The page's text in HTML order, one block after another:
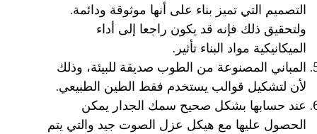
التصميم التي تميز بناء على أنها موثوقة ودائمة.
ولتحقيق ذلك فإنه قد يكون راجعا إلى أداء
الميكانيكية مواد البناء تأثير.
المباني المصنوعة من الطوب صديقة للبيئة، وذلك
لأن لتشكيل قوالب يستخدم فقط الطين الطبيعي.
عند حسابها بشكل صحيح سمك الجدار يمكن
الحصول عليها مع هيكل عزل الصوت جيد والتي يتم